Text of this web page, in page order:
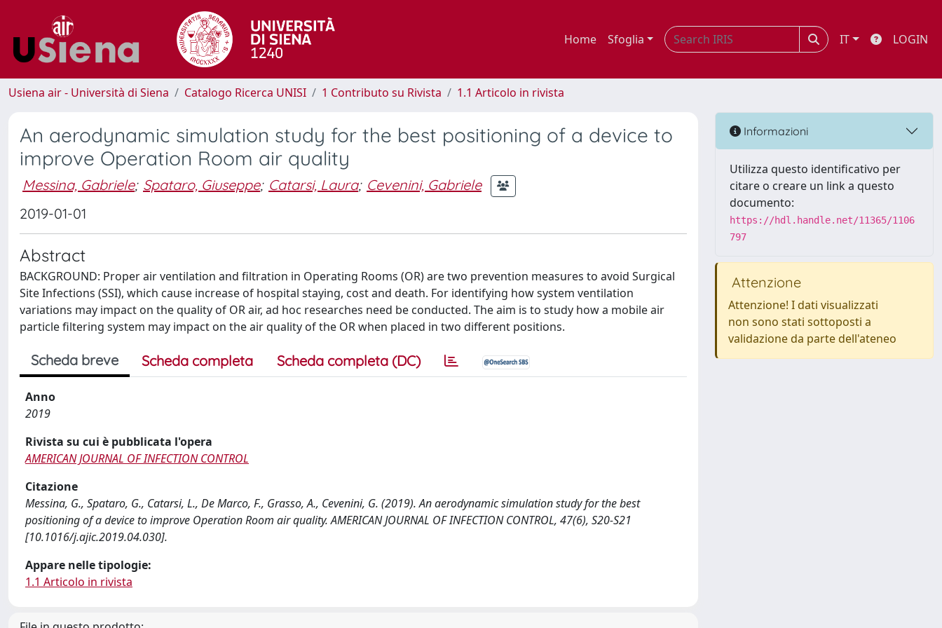
Home Sfoglia IT LOGIN
Usiena air - Università di Siena Catalogo Ricerca UNISI 1 Contributo su Rivista 1.1 Articolo in rivista
An aerodynamic simulation study for the best positioning of a device to
improve Operation Room air quality
Messina, Gabriele; Spataro, Giuseppe; Catarsi, Laura; Cevenini, Gabriele
2019-01-01
Abstract
BACKGROUND: Proper air ventilation and filtration in Operating Rooms (OR) are two prevention measures to avoid Surgical
Site Infections (SSI), which cause increase of hospital staying, cost and death. For identifying how system ventilation
variations may impact on the quality of OR air, ad hoc researches need be conducted. The aim is to study how a mobile air
particle filtering system may impact on the air quality of the OR when placed in two different positions.
Scheda breve Scheda completa Scheda completa (DC)
Anno
2019
Rivista su cui è pubblicata l'opera
AMERICAN JOURNAL OF INFECTION CONTROL
Citazione
Messina, G., Spataro, G., Catarsi, L., De Marco, F., Grasso, A., Cevenini, G. (2019). An aerodynamic simulation study for the best
positioning of a device to improve Operation Room air quality. AMERICAN JOURNAL OF INFECTION CONTROL, 47(6), S20-S21
[10.1016/j.ajic.2019.04.030].
Appare nelle tipologie:
1.1 Articolo in rivista
Informazioni
Utilizza questo identificativo per
citare o creare un link a questo
documento:
https://hdl.handle.net/11365/1106
797
Attenzione
Attenzione! I dati visualizzati
non sono stati sottoposti a
validazione da parte dell'ateneo